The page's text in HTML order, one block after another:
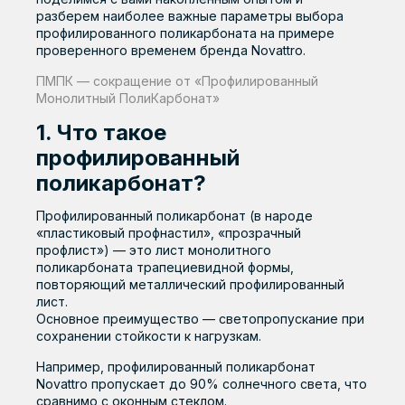
разберем наиболее важные параметры выбора
профилированного поликарбоната на примере
проверенного временем бренда Novattro.
ПМПК — сокращение от «Профилированный
Монолитный ПолиКарбонат»
1. Что такое
профилированный
поликарбонат?
Профилированный поликарбонат (в народе
«пластиковый профнастил», «прозрачный
профлист») — это лист монолитного
поликарбоната трапециевидной формы,
повторяющий металлический профилированный
лист.
Основное преимущество — светопропускание при
сохранении стойкости к нагрузкам.
Например, профилированный поликарбонат
Novattro пропускает до 90% солнечного света, что
сравнимо с оконным стеклом.
Применение
Строительство
Сельское хозяйство
Реклама, мебель, интерьер
Светотехника
Знаковые объекты
Компания
О компании
История
Производство
Вакансии
Иркутск
Калининград
Калуга и
Калужская область
Кемерово
Киров и Кировская
область
Амуре
Краснодар
Красноярск
Кукмор
Курган
Курск
Тверь и Тверская
область
Тольятти
Хабаровск
Ципья
Челябинск
Чистополь
Чита
ПО ПРИМЕНЕНИЮ
СтроительствоРеклама,
мебель и
Светотехника
хозяйство